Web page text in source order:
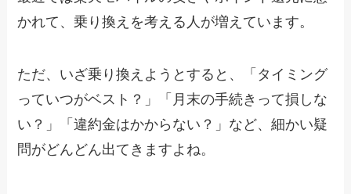
かれて、乗り換えを考える人が増えています。
ただ、いざ乗り換えようとすると、「タイミング
っていつがベスト？」「月末の手続きって損しな
い？」「違約金はかからない？」など、細かい疑
問がどんどん出てきますよね。